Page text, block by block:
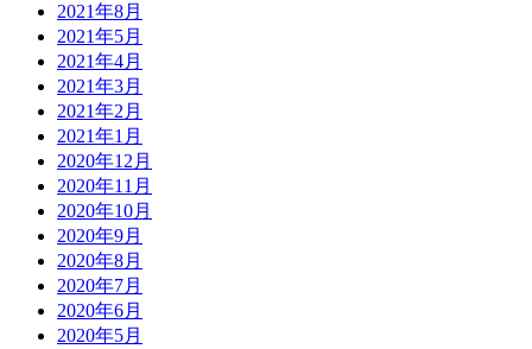
2021年8月
2021年5月
2021年4月
2021年3月
2021年2月
2021年1月
2020年12月
2020年11月
2020年10月
2020年9月
2020年8月
2020年7月
2020年6月
2020年5月